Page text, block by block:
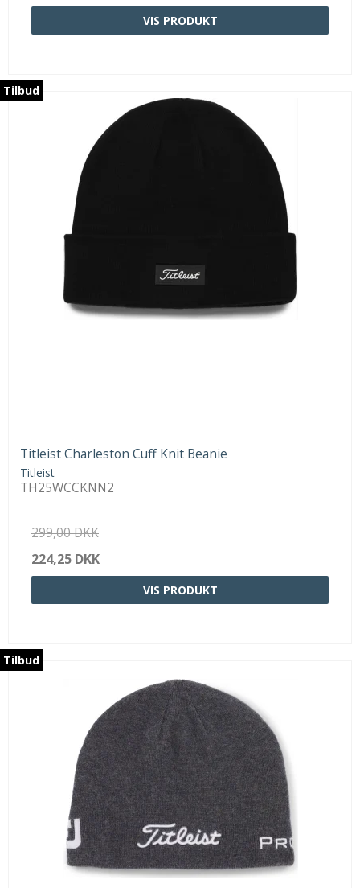
VIS PRODUKT
Tilbud
Titleist Charleston Cuff Knit Beanie
Titleist
TH25WCCKNN2
299,00 DKK
224,25 DKK
VIS PRODUKT
Tilbud